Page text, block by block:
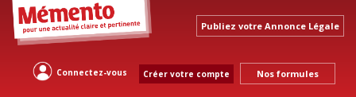
Publiez votre Annonce Légale
Connectez-vous Créer votre compte Nos formules